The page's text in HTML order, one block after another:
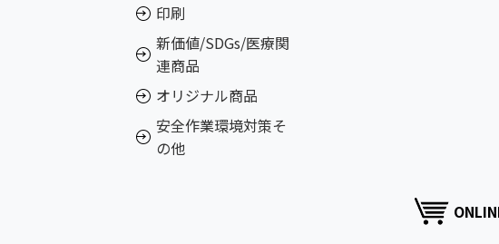
印刷
新価値/SDGs/医療関
連商品
オリジナル商品
安全作業環境対策そ
の他